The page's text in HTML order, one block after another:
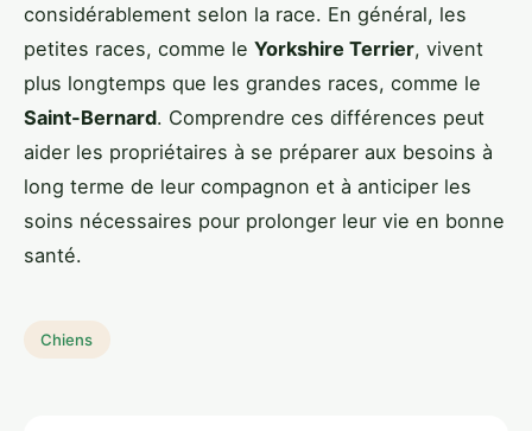
considérablement selon la race. En général, les
petites races, comme le Yorkshire Terrier, vivent
plus longtemps que les grandes races, comme le
Saint-Bernard. Comprendre ces différences peut
aider les propriétaires à se préparer aux besoins à
long terme de leur compagnon et à anticiper les
soins nécessaires pour prolonger leur vie en bonne
santé.
Chiens